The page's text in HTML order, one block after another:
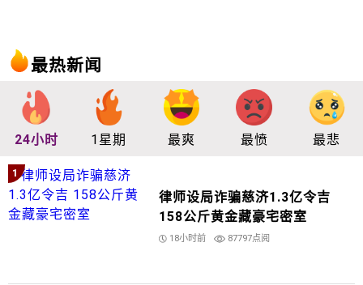
最热新闻
24小时 1星期 最爽 最愤 最悲
1
律师设局诈骗慈济1.3亿令吉
158公斤黄金藏豪宅密室
18小时前 87797点阅